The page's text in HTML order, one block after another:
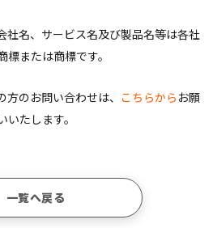
社名、サービス名及び製品名等は各社
標または商標です。
のお問い合わせは、 こちらから お願
いたします。
一覧へ戻る